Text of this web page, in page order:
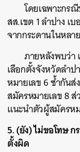
โดยเฉพาะกร
สส.เขต 1 ลำปาง เ
จากกระดานในหล
ภายหลังพบว่า
เลือกตั้งจังหวัดลำ
หมายเลข 6 ซ้ำกัน
สมัครหมายเลข 8 ส่
แนะนำตัวผู้สมัครห
5. (ยัง) ไม่ขอโทษ
ตั้งผิด